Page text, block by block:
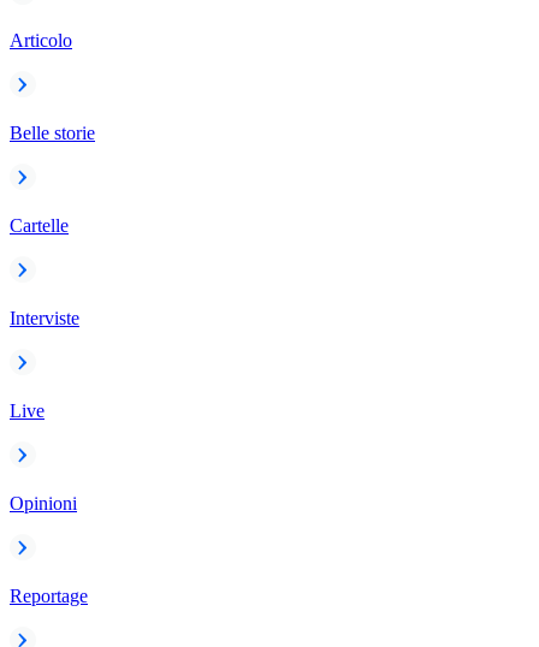
Articolo
Belle storie
Cartelle
Interviste
Live
Opinioni
Reportage